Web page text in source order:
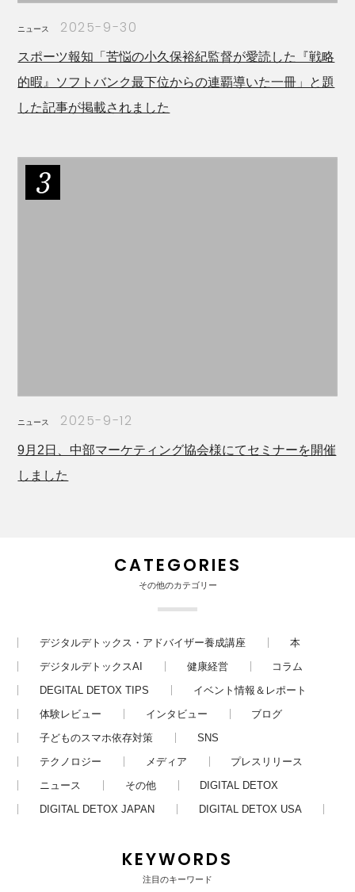
ニュース 2025-9-30
スポーツ報知「苦悩の小久保裕紀監督が愛読した『戦略
的暇』ソフトバンク最下位からの連覇導いた一冊」と題
した記事が掲載されました
ニュース 2025-9-12
9月2日、中部マーケティング協会様にてセミナーを開催
しました
CATEGORIES
その他のカテゴリー
デジタルデトックス・アドバイザー養成講座
本
デジタルデトックスAI
健康経営
コラム
DEGITAL DETOX TIPS
イベント情報＆レポート
体験レビュー
インタビュー
ブログ
子どものスマホ依存対策
SNS
テクノロジー
メディア
プレスリリース
ニュース
その他
DIGITAL DETOX
DIGITAL DETOX JAPAN
DIGITAL DETOX USA
KEYWORDS
注目のキーワード